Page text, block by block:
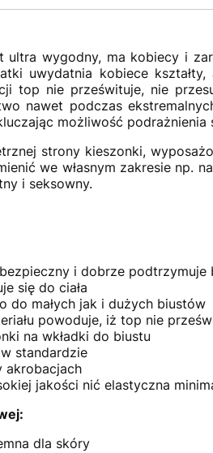
ultra wygodny, ma kobiecy i
uwydatnia kobiece
top nie prześwituje, nie
nawet podczas
możliwość podrażnienia
strony kieszonki,
we własnym zakresie np.
i seksowny.
i dobrze podtrzymuje
się do ciała
do małych jak i dużych biustów
powoduje, iż top nie
na wkładki do biustu
standardzie
akrobacjach
jakości nić elastyczna
dla skóry